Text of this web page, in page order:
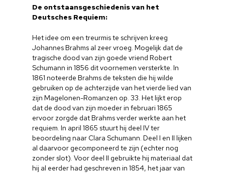
De ontstaansgeschiedenis van het
Deutsches Requiem:
Het idee om een treurmis te schrijven kreeg
Johannes Brahms al zeer vroeg. Mogelijk dat de
tragische dood van zijn goede vriend Robert
Schumann in 1856 dit voornemen versterkte. In
1861 noteerde Brahms de teksten die hij wilde
gebruiken op de achterzijde van het vierde lied van
zijn Magelonen-Romanzen op. 33. Het lijkt erop
dat de dood van zijn moeder in februari 1865
ervoor zorgde dat Brahms verder werkte aan het
requiem. In april 1865 stuurt hij deel IV ter
beoordeling naar Clara Schumann. Deel I en II lijken
al daarvoor gecomponeerd te zijn (echter nog
zonder slot). Voor deel II gebruikte hij materiaal dat
hij al eerder had geschreven in 1854, het jaar van